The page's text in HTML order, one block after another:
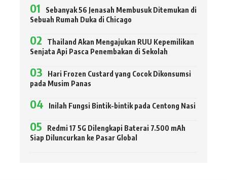
Sebanyak 56 Jenasah Membusuk Ditemukan di
Sebuah Rumah Duka di Chicago
Thailand Akan Mengajukan RUU Kepemilikan
Senjata Api Pasca Penembakan di Sekolah
Hari Frozen Custard yang Cocok Dikonsumsi
pada Musim Panas
Inilah Fungsi Bintik-bintik pada Centong Nasi
Redmi 17 5G Dilengkapi Baterai 7.500 mAh
Siap Diluncurkan ke Pasar Global